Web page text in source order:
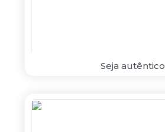
Seja autêntico